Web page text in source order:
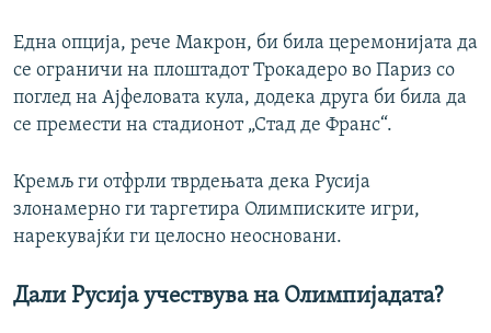
Една опција, рече Макрон, би била церемонијата да
се ограничи на плоштадот Трокадеро во Париз со
поглед на Ајфеловата кула, додека друга би била да
се премести на стадионот „Стад де Франс“.
Кремљ ги отфрли тврдењата дека Русија
злонамерно ги таргетира Олимписките игри,
нарекувајќи ги целосно неосновани.
Дали Русија учествува на Олимпијадата?